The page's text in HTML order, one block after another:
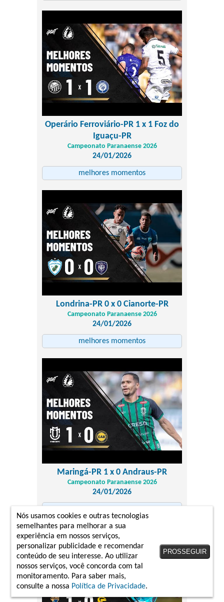
Operário Ferroviário-PR 1 x 1 Foz do
Iguaçu-PR
Campeonato Paranaense 2026
24/01/2026
melhores momentos
Londrina-PR 0 x 0 Cianorte-PR
Campeonato Paranaense 2026
24/01/2026
melhores momentos
Maringá-PR 1 x 0 Andraus-PR
Campeonato Paranaense 2026
24/01/2026
Nós usamos cookies e outras tecnologias
semelhantes para melhorar a sua
experiência em nossos serviços,
personalizar publicidade e recomendar
conteúdo de seu interesse. Ao utilizar
nossos serviços, você concorda com tal
monitoramento. Para saber mais,
consulte a nossa Política de Privacidade.
PROSSEGUIR